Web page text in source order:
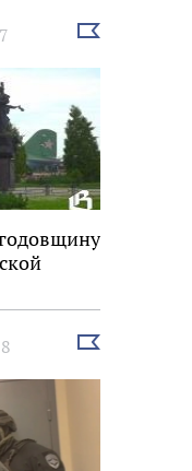
Выбрать
Выбрать